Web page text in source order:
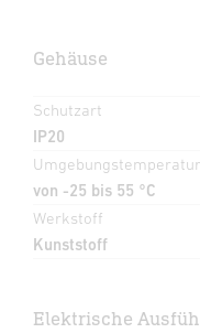
Gehäuse
Schutzart
IP20
Umgebungstemperatur
von -25 bis 55 °C
Werkstoff
Kunststoff
Elektrische